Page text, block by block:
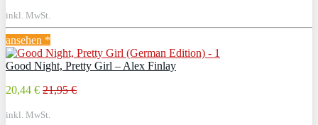
inkl. MwSt.
ansehen *
Good Night, Pretty Girl – Alex Finlay
20,44 € 21,95 €
inkl. MwSt.